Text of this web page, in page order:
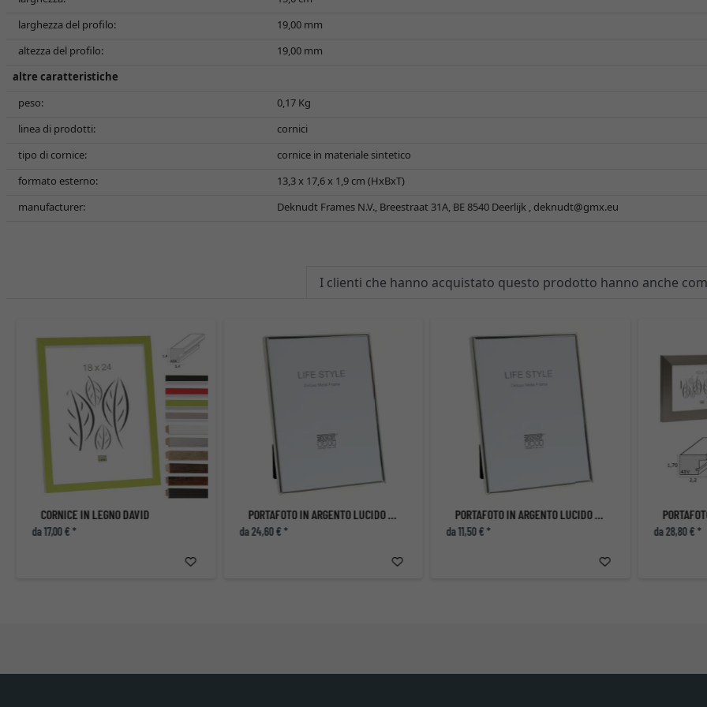
larghezza del profilo:
19,00 mm
altezza del profilo:
19,00 mm
altre caratteristiche
peso:
0,17 Kg
linea di prodotti:
cornici
tipo di cornice:
cornice in materiale sintetico
formato esterno:
13,3 x 17,6 x 1,9 cm (HxBxT)
manufacturer:
Deknudt Frames N.V., Breestraat 31A, BE 8540 Deerlijk , deknudt@gmx.eu
I clienti che hanno acquistato questo prodotto hanno anche
CORNICE IN LEGNO DAVID
da 17,00 € * da 24,60 € * da 11,50 € * da 28,80 € *